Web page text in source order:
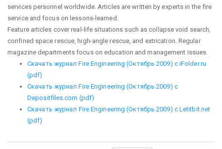
services personnel worldwide. Articles are written by experts in the fire
service and focus on lessons-learned.
Feature articles cover real-life situations such as collapse void search,
confined space rescue, high-angle rescue, and extrication. Regular
magazine departments focus on education and management issues.
Скачать журнал Fire Engineering (Октябрь 2009) c iFolder.ru
(pdf)
Скачать журнал Fire Engineering (Октябрь 2009) c
Depositfiles.com (pdf)
Скачать журнал Fire Engineering (Октябрь 2009) c Letitbit.net
(pdf)